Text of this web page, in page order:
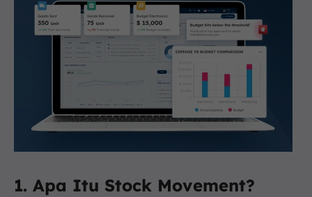
1. Apa Itu Stock Movement?